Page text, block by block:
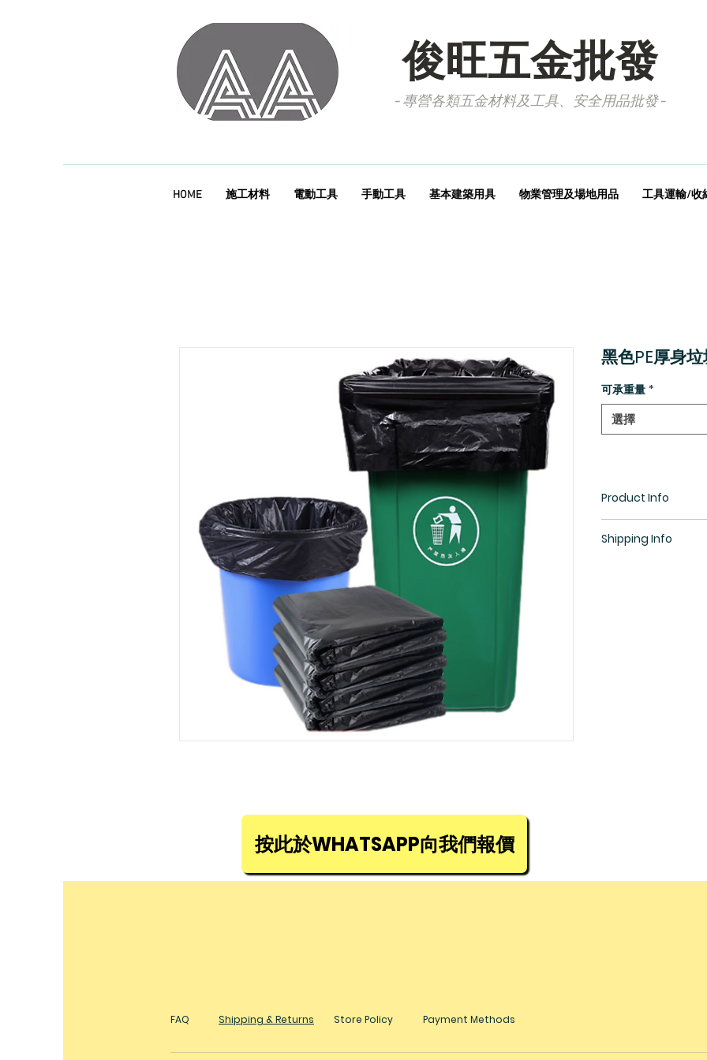
俊旺五金批發
- 專營各類五金材料及工具、安全用品批發 -
HOME 施工材料 電動工具 手動工具 基本建築用具 物業管理及場地用品 工具運輸/收
黑色PE厚身
可承重量 *
選擇
Product Info
Shipping Info
按此於WHATSAPP向我們報價
FAQ Shipping & Returns Store Policy Payment Methods